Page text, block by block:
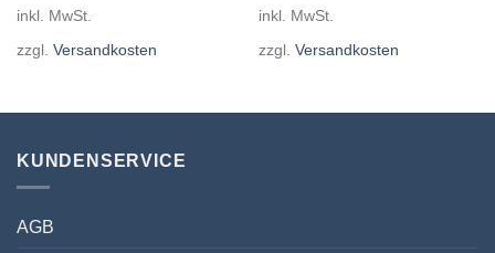
inkl. MwSt.
zzgl. Versandkosten
inkl. MwSt.
zzgl. Versandkosten
KUNDENSERVICE
AGB